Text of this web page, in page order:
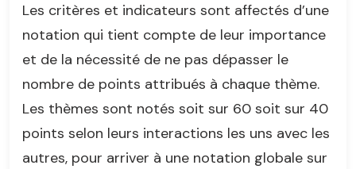
Les critères et indicateurs sont affectés d’une
notation qui tient compte de leur importance
et de la nécessité de ne pas dépasser le
nombre de points attribués à chaque thème.
Les thèmes sont notés soit sur 60 soit sur 40
points selon leurs interactions les uns avec les
autres, pour arriver à une notation globale sur